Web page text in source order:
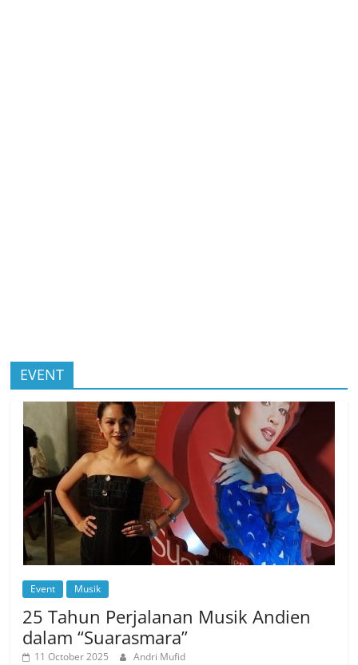
EVENT
Event Musik
25 Tahun Perjalanan Musik Andien
dalam “Suarasmara”
11 October 2025 Andri Mufid